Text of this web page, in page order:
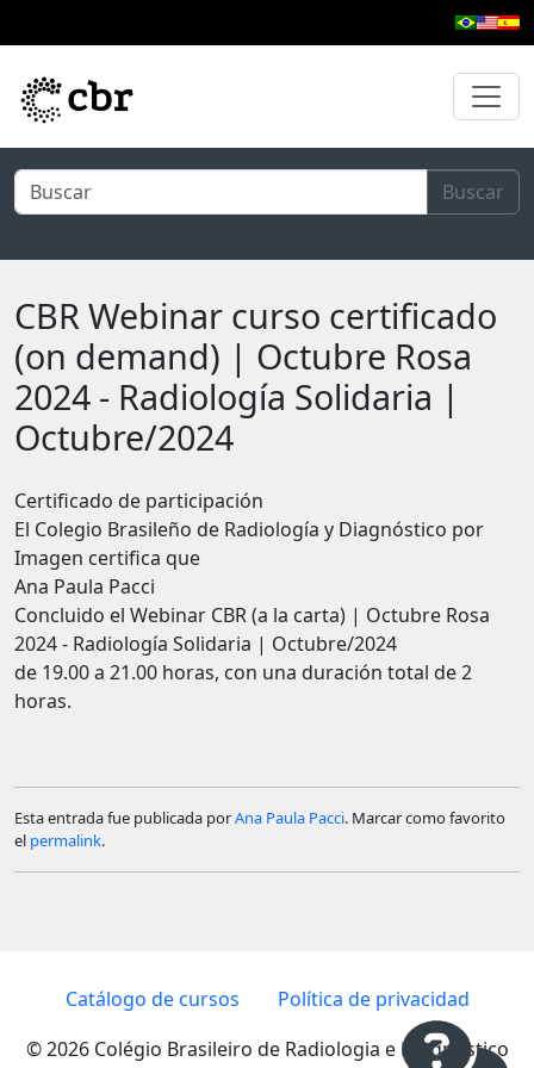
Buscar
CBR Webinar curso certificado
(on demand) | Octubre Rosa
2024 - Radiología Solidaria |
Octubre/2024
Certificado de participación
El Colegio Brasileño de Radiología y Diagnóstico por
Imagen certifica que
Ana Paula Pacci
Concluido el Webinar CBR (a la carta) | Octubre Rosa
2024 - Radiología Solidaria | Octubre/2024
de 19.00 a 21.00 horas, con una duración total de 2
horas.
Esta entrada fue publicada porAna Paula Pacci. Marcar como favorito
el permalink.
Catálogo de cursos
Política de privacidad
© 2026 Colégio Brasileiro de Radiologia e Diagnóstico